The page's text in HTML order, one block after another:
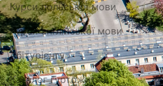
Курси польської мови
Курси англійської мови
Абітурієнту
Каталог гуртожитків